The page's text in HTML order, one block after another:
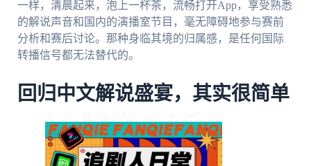
一样，清晨起来，泡上一杯茶，流畅打开App，享受熟悉
的解说声音和国内的演播室节目，毫无障碍地参与赛前
分析和赛后讨论。那种身临其境的归属感，是任何国际
转播信号都无法替代的。
回归中文解说盛宴，其实很简单